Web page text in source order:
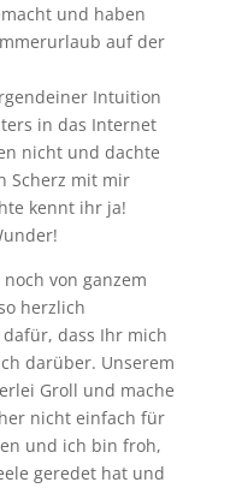
und haben
auf der
Intuition
in das Internet
nicht und dachte
Scherz mit mir
kennt ihr ja!
von ganzem
herzlich
dass Ihr mich
darüber. Unserem
Groll und mache
nicht einfach für
und ich bin froh,
geredet hat und